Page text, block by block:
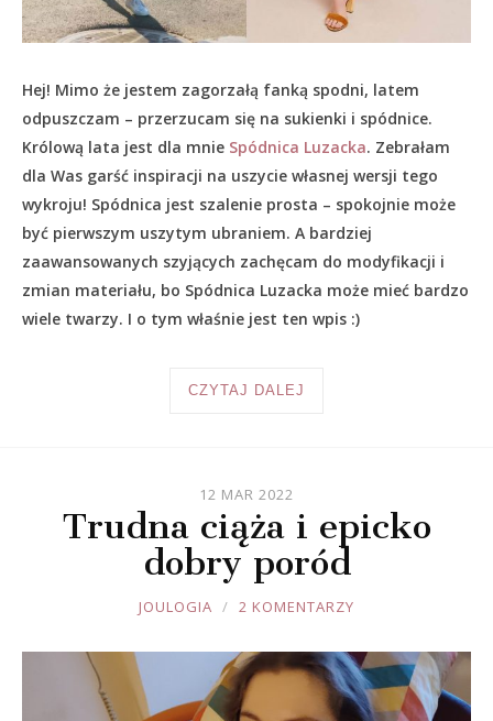
Hej! Mimo że jestem zagorzałą fanką spodni, latem
odpuszczam – przerzucam się na sukienki i spódnice.
Królową lata jest dla mnie Spódnica Luzacka. Zebrałam
dla Was garść inspiracji na uszycie własnej wersji tego
wykroju! Spódnica jest szalenie prosta – spokojnie może
być pierwszym uszytym ubraniem. A bardziej
zaawansowanych szyjących zachęcam do modyfikacji i
zmian materiału, bo Spódnica Luzacka może mieć bardzo
wiele twarzy. I o tym właśnie jest ten wpis :)
CZYTAJ DALEJ
12 MAR 2022
Trudna ciąża i epicko
dobry poród
JOULE
JOULOGIA 2 KOMENTARZY